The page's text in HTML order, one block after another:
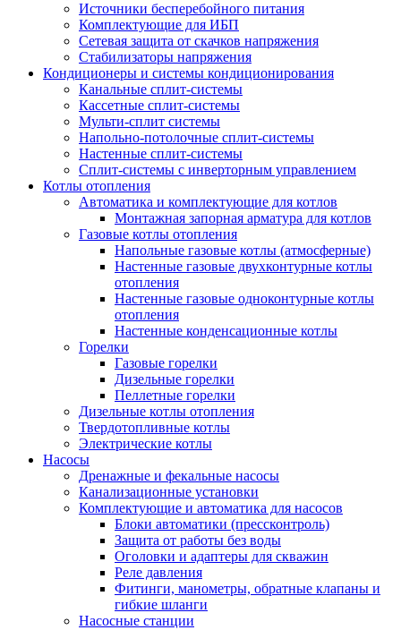
Источники бесперебойного питания
Комплектующие для ИБП
Сетевая защита от скачков напряжения
Стабилизаторы напряжения
Кондиционеры и системы кондиционирования
Канальные сплит-системы
Кассетные сплит-системы
Мульти-сплит системы
Напольно-потолочные сплит-системы
Настенные сплит-системы
Сплит-системы с инверторным управлением
Котлы отопления
Автоматика и комплектующие для котлов
Монтажная запорная арматура для котлов
Газовые котлы отопления
Напольные газовые котлы (атмосферные)
Настенные газовые двухконтурные котлы
отопления
Настенные газовые одноконтурные котлы
отопления
Настенные конденсационные котлы
Горелки
Газовые горелки
Дизельные горелки
Пеллетные горелки
Дизельные котлы отопления
Твердотопливные котлы
Электрические котлы
Насосы
Дренажные и фекальные насосы
Канализационные установки
Комплектующие и автоматика для насосов
Блоки автоматики (прессконтроль)
Защита от работы без воды
Оголовки и адаптеры для скважин
Реле давления
Фитинги, манометры, обратные клапаны и
гибкие шланги
Насосные станции